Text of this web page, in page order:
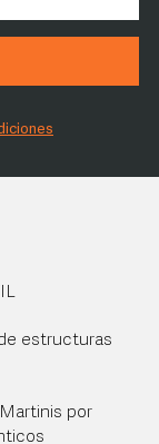
estructuras
por